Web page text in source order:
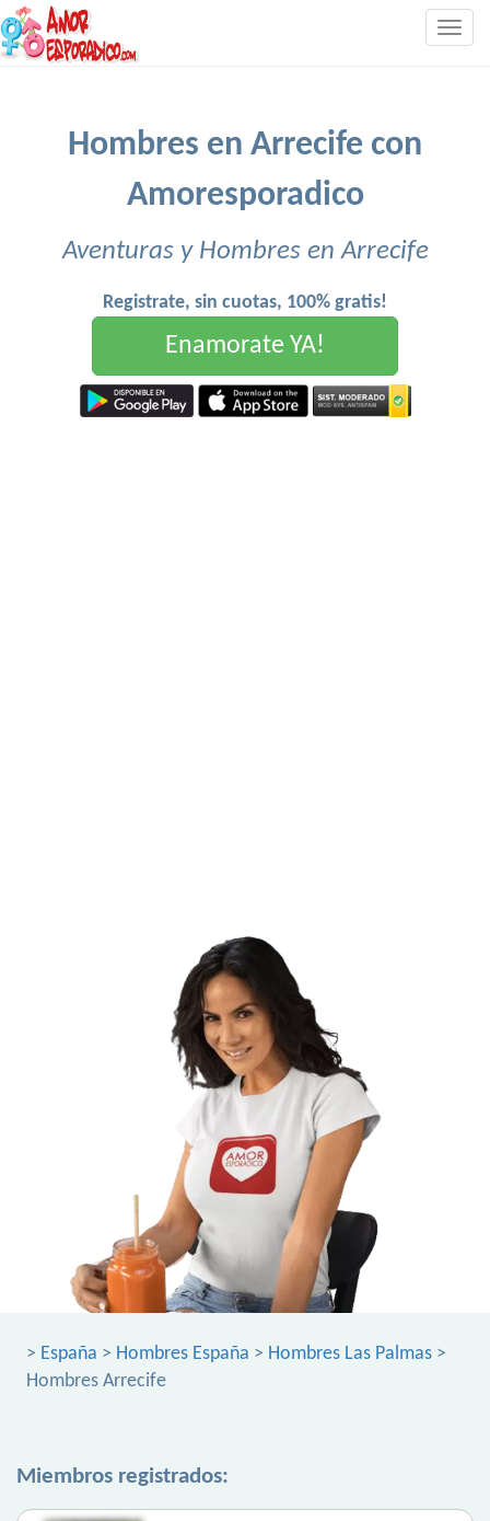
Hombres en Arrecife con
Amoresporadico
Aventuras y Hombres en Arrecife
Registrate, sin cuotas, 100% gratis!
Enamorate YA!
> España > Hombres España > Hombres Las Palmas >
Hombres Arrecife
Miembros registrados: